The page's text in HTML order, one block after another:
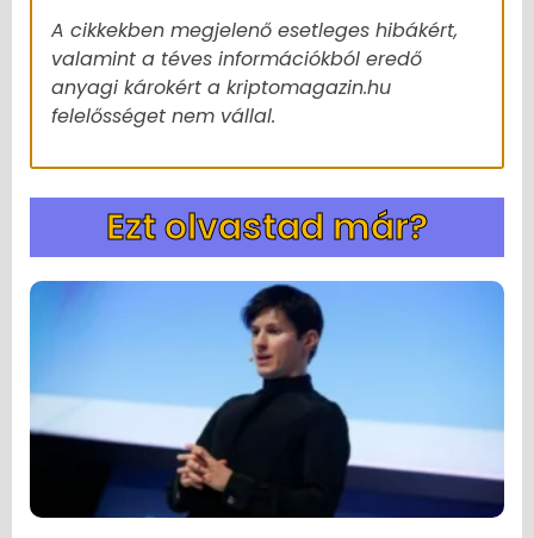
A cikkekben megjelenő esetleges hibákért,
valamint a téves információkból eredő
anyagi károkért a kriptomagazin.hu
felelősséget nem vállal.
Ezt olvastad már?